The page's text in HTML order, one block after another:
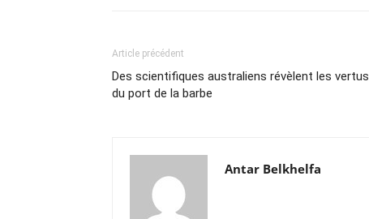
Article précédent
Des scientifiques australiens révèlent les vertus
du port de la barbe
Antar Belkhelfa